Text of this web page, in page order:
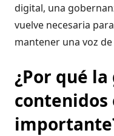
digital, una
vuelve necesaria
mantener una voz
¿Por qué
contenidos